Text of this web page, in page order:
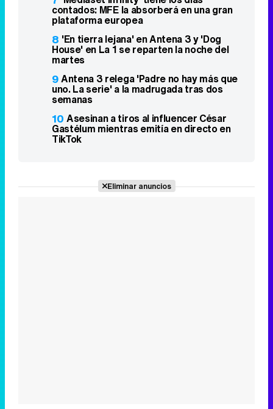
contados: MFE la absorberá en una gran
plataforma europea
8 'En tierra lejana' en Antena 3 y 'Dog
House' en La 1 se reparten la noche del
martes
9Antena 3 relega 'Padre no hay más que
uno. La serie' a la madrugada tras dos
semanas
10 Asesinan a tiros al influencer César
Gastélum mientras emitía en directo en
TikTok
Eliminar anuncios